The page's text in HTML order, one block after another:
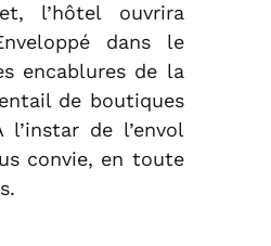
l’hôtel ouvrira
dans le
encablures de la
de boutiques
de l’envol
convie, en toute